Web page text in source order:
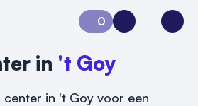
0
Aanvraag 0Inloggen
in 't Goy
center in 't Goy voor een